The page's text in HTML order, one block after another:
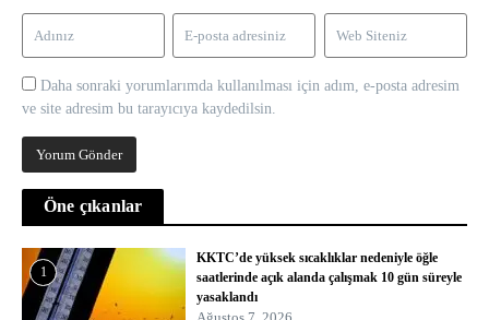
Daha sonraki yorumlarımda kullanılması için adım, e-posta adresim
ve site adresim bu tarayıcıya kaydedilsin.
Öne çıkanlar
1
KKTC’de yüksek sıcaklıklar nedeniyle öğle
saatlerinde açık alanda çalışmak 10 gün süreyle
yasaklandı